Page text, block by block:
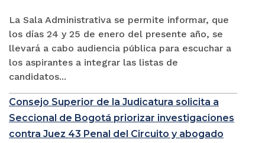
La Sala Administrativa se permite informar, que
los días 24 y 25 de enero del presente año, se
llevará a cabo audiencia pública para escuchar a
los aspirantes a integrar las listas de
candidatos...
Consejo Superior de la Judicatura solicita a
Seccional de Bogotá priorizar investigaciones
contra Juez 43 Penal del Circuito y abogado